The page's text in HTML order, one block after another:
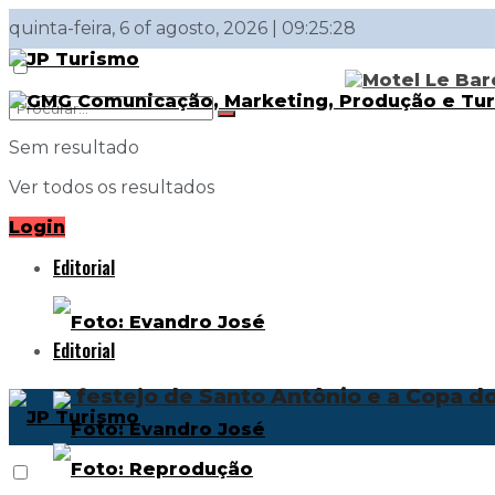
quinta-feira, 6 of agosto, 2026 | 09:25:28
Sem resultado
Ver todos os resultados
Login
Editorial
O festejo de Santo Antônio e a Copa
Editorial